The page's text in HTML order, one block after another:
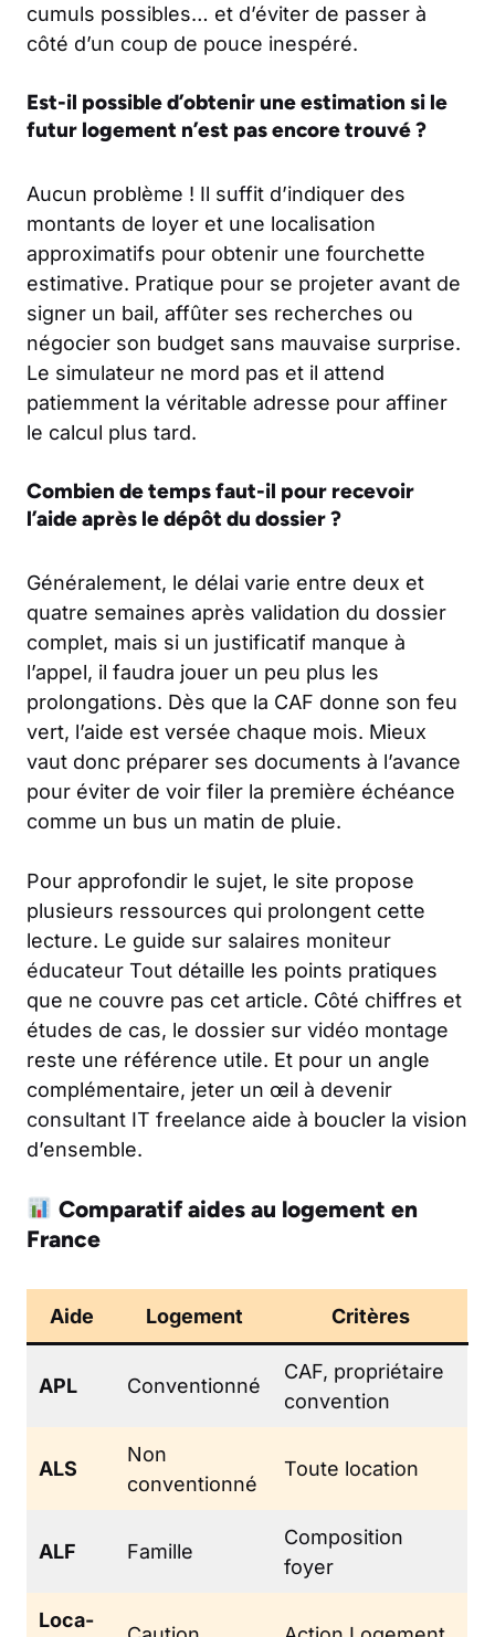
cumuls possibles… et d’éviter de passer à
côté d’un coup de pouce inespéré.
Est-il possible d’obtenir une estimation si le
futur logement n’est pas encore trouvé ?
Aucun problème ! Il suffit d’indiquer des
montants de loyer et une localisation
approximatifs pour obtenir une fourchette
estimative. Pratique pour se projeter avant de
signer un bail, affûter ses recherches ou
négocier son budget sans mauvaise surprise.
Le simulateur ne mord pas et il attend
patiemment la véritable adresse pour affiner
le calcul plus tard.
Combien de temps faut-il pour recevoir
l’aide après le dépôt du dossier ?
Généralement, le délai varie entre deux et
quatre semaines après validation du dossier
complet, mais si un justificatif manque à
l’appel, il faudra jouer un peu plus les
prolongations. Dès que la CAF donne son feu
vert, l’aide est versée chaque mois. Mieux
vaut donc préparer ses documents à l’avance
pour éviter de voir filer la première échéance
comme un bus un matin de pluie.
Pour approfondir le sujet, le site propose
plusieurs ressources qui prolongent cette
lecture. Le guide sur salaires moniteur
éducateur Tout détaille les points pratiques
que ne couvre pas cet article. Côté chiffres et
études de cas, le dossier sur vidéo montage
reste une référence utile. Et pour un angle
complémentaire, jeter un œil à devenir
consultant IT freelance aide à boucler la vision
d’ensemble.
Comparatif aides au logement en
France
Aide Logement Critères
APL Conventionné
CAF, propriétaire
convention
ALS
Non
conventionné
Toute location
ALF Famille
Composition
foyer
Loca-